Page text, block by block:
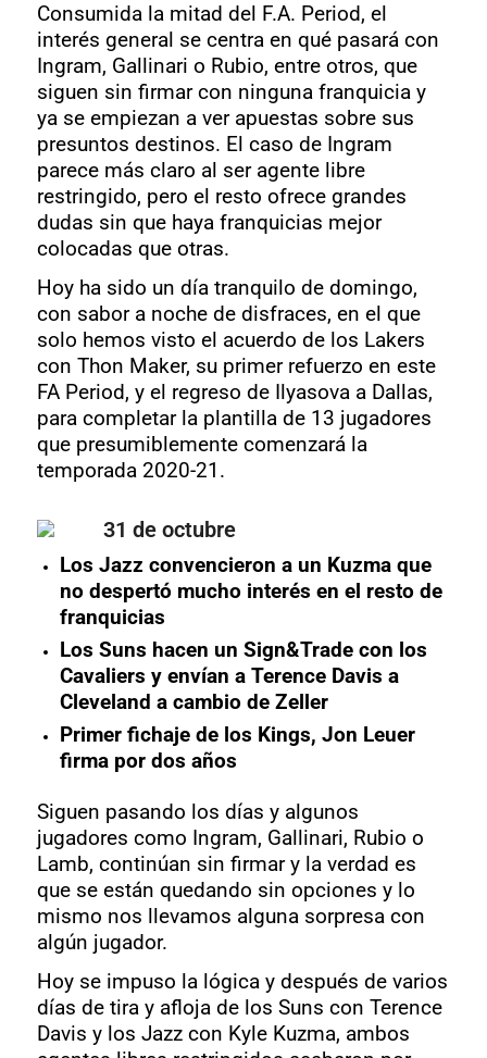
Consumida la mitad del F.A. Period, el
interés general se centra en qué pasará con
Ingram, Gallinari o Rubio, entre otros, que
siguen sin firmar con ninguna franquicia y
ya se empiezan a ver apuestas sobre sus
presuntos destinos. El caso de Ingram
parece más claro al ser agente libre
restringido, pero el resto ofrece grandes
dudas sin que haya franquicias mejor
colocadas que otras.
Hoy ha sido un día tranquilo de domingo,
con sabor a noche de disfraces, en el que
solo hemos visto el acuerdo de los Lakers
con Thon Maker, su primer refuerzo en este
FA Period, y el regreso de Ilyasova a Dallas,
para completar la plantilla de 13 jugadores
que presumiblemente comenzará la
temporada 2020-21.
31 de octubre
Los Jazz convencieron a un Kuzma que
no despertó mucho interés en el resto de
franquicias
Los Suns hacen un Sign&Trade con los
Cavaliers y envían a Terence Davis a
Cleveland a cambio de Zeller
Primer fichaje de los Kings, Jon Leuer
firma por dos años
Siguen pasando los días y algunos
jugadores como Ingram, Gallinari, Rubio o
Lamb, continúan sin firmar y la verdad es
que se están quedando sin opciones y lo
mismo nos llevamos alguna sorpresa con
algún jugador.
Hoy se impuso la lógica y después de varios
días de tira y afloja de los Suns con Terence
Davis y los Jazz con Kyle Kuzma, ambos